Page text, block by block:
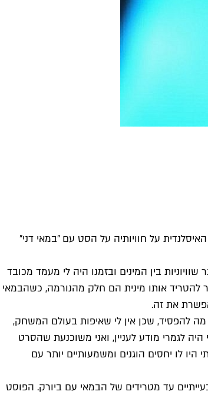
על חוויותיה על הסט עם "במאי דני"
בין המינים ובזמנו היה לי מעמד מכובד
אותו מינית הם חלק מהנורמה, כשהבמאי
את זה.
מה להפסיד, שכן אין לי שאיפות בעולם המשחק,
לגמרי מודע לעניין, ואני משוכנעת שהסרט
לו יחסים הוגנים ומשמעותיים יותר עם
עד מטרידים של הבמאי עם ביורק. הפוסט